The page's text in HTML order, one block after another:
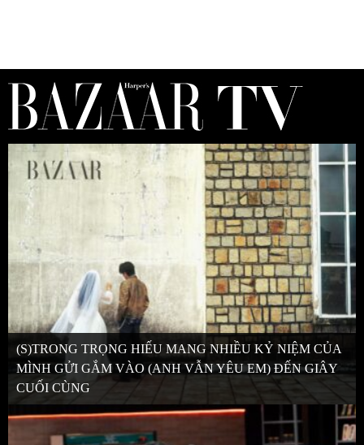
(S)TRONG TRỌNG HIẾU MANG NHIỀU KỶ NIỆM CỦA
MÌNH GỬI GẮM VÀO (ANH VẪN YÊU EM) ĐẾN GIÂY
CUỐI CÙNG